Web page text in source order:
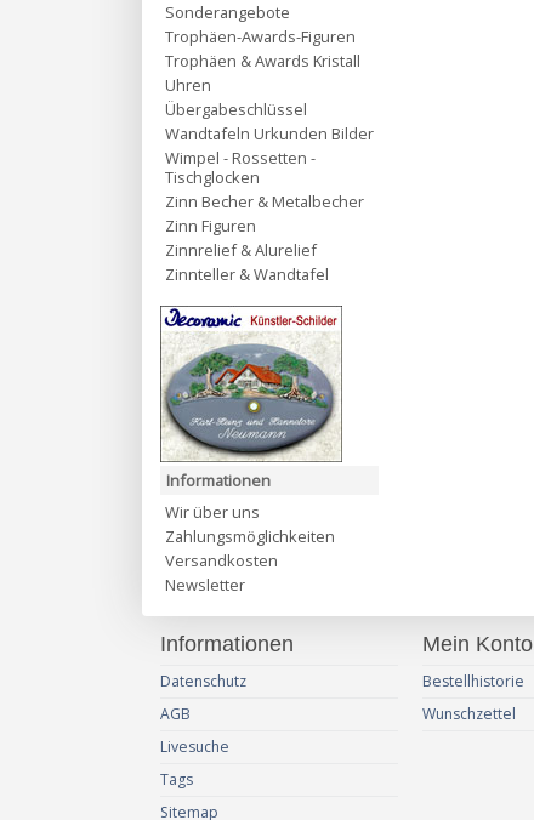
Sonderangebote
Trophäen-Awards-Figuren
Trophäen & Awards Kristall
Uhren
Übergabeschlüssel
Wandtafeln Urkunden Bilder
Wimpel - Rossetten -
Tischglocken
Zinn Becher & Metalbecher
Zinn Figuren
Zinnrelief & Alurelief
Zinnteller & Wandtafel
Informationen
Wir über uns
Zahlungsmöglichkeiten
Versandkosten
Newsletter
Informationen
Datenschutz
AGB
Livesuche
Tags
Sitemap
Mein Konto
Bestellhistorie
Wunschzettel